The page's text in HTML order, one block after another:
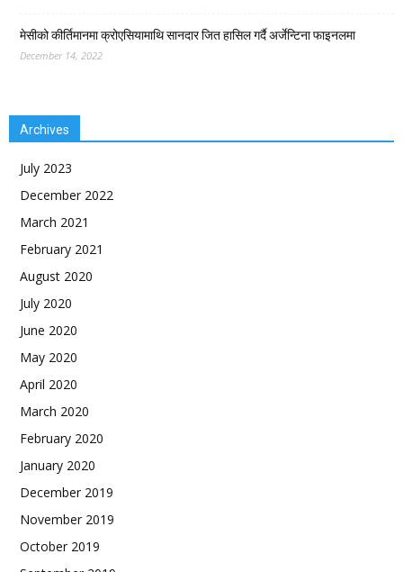
मेसीको कीर्तिमानमा क्रोएसियामाथि सानदार जित हासिल गर्दै अर्जेन्टिना फाइनलमा
December 14, 2022
Archives
July 2023
December 2022
March 2021
February 2021
August 2020
July 2020
June 2020
May 2020
April 2020
March 2020
February 2020
January 2020
December 2019
November 2019
October 2019